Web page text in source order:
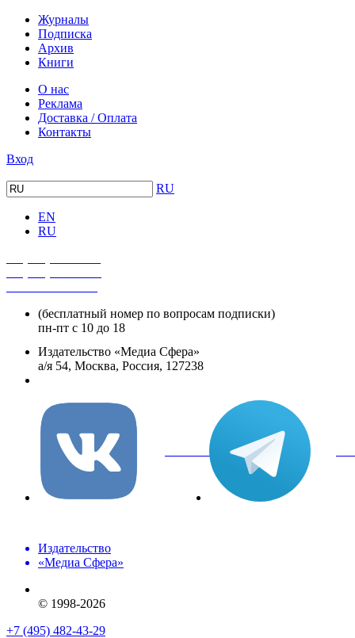
Журналы
Подписка
Архив
Книги
О нас
Реклама
Доставка / Оплата
Контакты
Вход
RU
EN
RU
(бесплатный номер по вопросам подписки)
пн-пт с 10 до 18
Издательство «Медиа Сфера»
а/я 54, Москва, Россия, 127238
вКонтакте
Издательство
«Медиа Сфера»
© 1998-2026
+7 (495) 482-43-29